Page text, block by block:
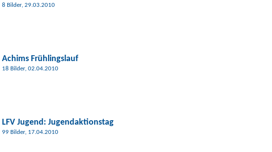
8 Bilder, 29.03.2010
Achims Frühlingslauf
18 Bilder, 02.04.2010
LFV Jugend: Jugendaktionstag
99 Bilder, 17.04.2010